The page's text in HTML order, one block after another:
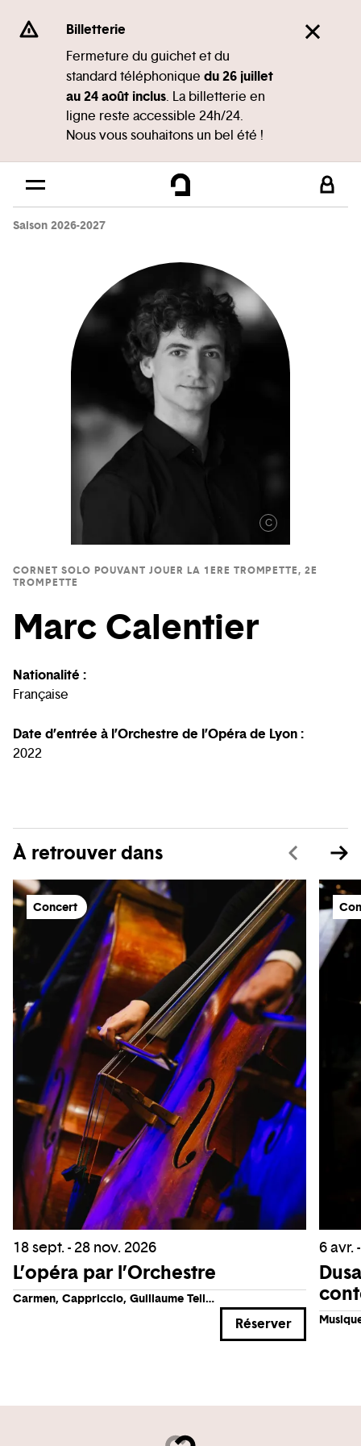
Se rendre au
Contenu principal
Pied de page
Billetterie
Fermeture du guichet et du
standard téléphonique du 26 juillet
au 24 août inclus. La billetterie en
ligne reste accessible 24h/24.
Nous vous souhaitons un bel été !
Saison 2026-2027
CORNET SOLO POUVANT JOUER LA 1ERE TROMPETTE, 2E
TROMPETTE
Marc Calentier
Nationalité :
Française
Date d’entrée à l’Orchestre de l’Opéra de Lyon :
2022
À retrouver dans
Concert
18 sept. - 28 nov. 2026
L’opéra par l’Orchestre
Carmen, Cappriccio, Guillaume Tell…
Réserver
6 avr.
C